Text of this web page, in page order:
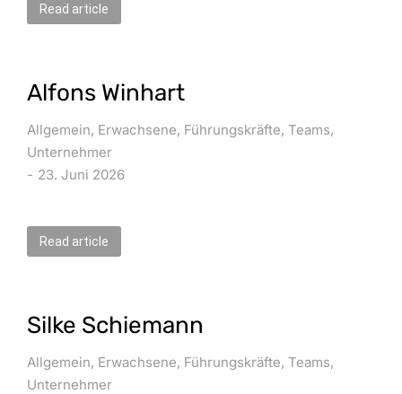
Read article
Alfons Winhart
Allgemein, Erwachsene, Führungskräfte, Teams,
Unternehmer
23. Juni 2026
Read article
Silke Schiemann
Allgemein, Erwachsene, Führungskräfte, Teams,
Unternehmer